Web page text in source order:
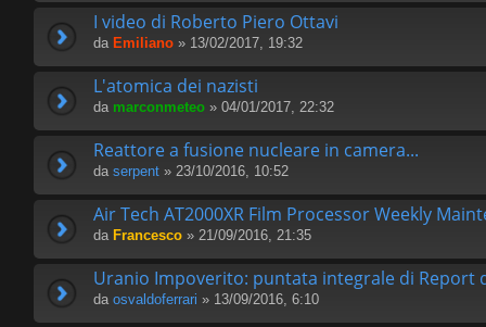
I video di Roberto Piero Ottavi
da Emiliano » 13/02/2017, 19:32
L'atomica dei nazisti
da marconmeteo » 04/01/2017, 22:32
Reattore a fusione nucleare in camera...
da serpent » 23/10/2016, 10:52
Air Tech AT2000XR Film Processor Weekly
da Francesco » 21/09/2016, 21:35
Uranio Impoverito: puntata integrale di Report
da osvaldoferrari » 13/09/2016, 6:10